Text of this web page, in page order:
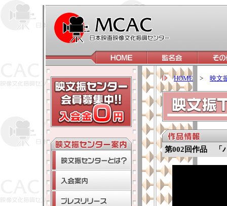
HOME > 映文
第002回作品 「